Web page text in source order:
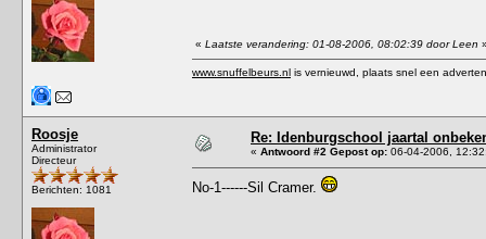
« Laatste verandering: 01-08-2006, 08:02:39 door Leen
www.snuffelbeurs.nl is vernieuwd, plaats snel een
Roosje
Administrator
Directeur
Berichten: 1081
Re: Idenburgschool jaartal
« Antwoord #2 Gepost op: 06-04-2006,
No-1------Sil Cramer.